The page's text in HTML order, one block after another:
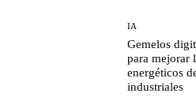
IA
Gemelos
para mejorar
energéticos
industriales